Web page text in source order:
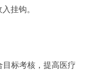
挂钩。
标考核，提高医疗